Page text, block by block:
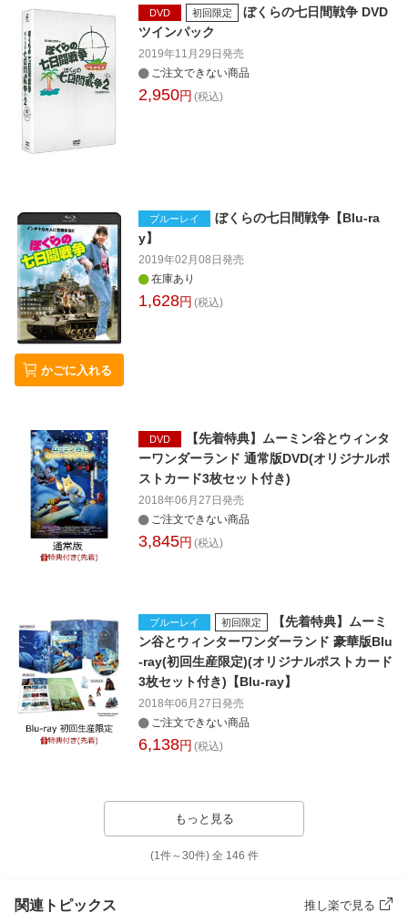
DVD 初回限定
ぼくらの七日間戦争 DVD
ツインパック
2019年11月29日 発売
ご注文できない商品
2,950円 (税込)
かごに入れる
ブルーレイ
ぼくらの七日間戦争【Blu-ra
y】
2019年02月08日 発売
在庫あり
1,628円 (税込)
DVD
【先着特典】ムーミン谷とウィンタ
ーワンダーランド 通常版DVD(オリジナルポ
ストカード3枚セット付き)
2018年06月27日 発売
ご注文できない商品
3,845円 (税込)
ブルーレイ 初回限定
【先着特典】ムーミ
ン谷とウィンターワンダーランド 豪華版Blu
-ray(初回生産限定)(オリジナルポストカード
3枚セット付き)【Blu-ray】
2018年06月27日 発売
ご注文できない商品
6,138円 (税込)
もっと見る
(1件～30件)全 146 件
関連トピックス 推し楽で見る